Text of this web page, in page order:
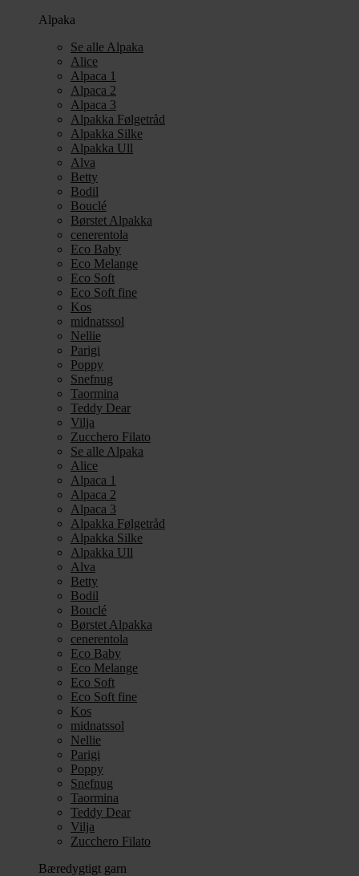
Alpaka
Se alle Alpaka
Alice
Alpaca 1
Alpaca 2
Alpaca 3
Alpakka Følgetråd
Alpakka Silke
Alpakka Ull
Alva
Betty
Bodil
Bouclé
Børstet Alpakka
cenerentola
Eco Baby
Eco Melange
Eco Soft
Eco Soft fine
Kos
midnatssol
Nellie
Parigi
Poppy
Snefnug
Taormina
Teddy Dear
Vilja
Zucchero Filato
Se alle Alpaka
Alice
Alpaca 1
Alpaca 2
Alpaca 3
Alpakka Følgetråd
Alpakka Silke
Alpakka Ull
Alva
Betty
Bodil
Bouclé
Børstet Alpakka
cenerentola
Eco Baby
Eco Melange
Eco Soft
Eco Soft fine
Kos
midnatssol
Nellie
Parigi
Poppy
Snefnug
Taormina
Teddy Dear
Vilja
Zucchero Filato
Bæredygtigt garn